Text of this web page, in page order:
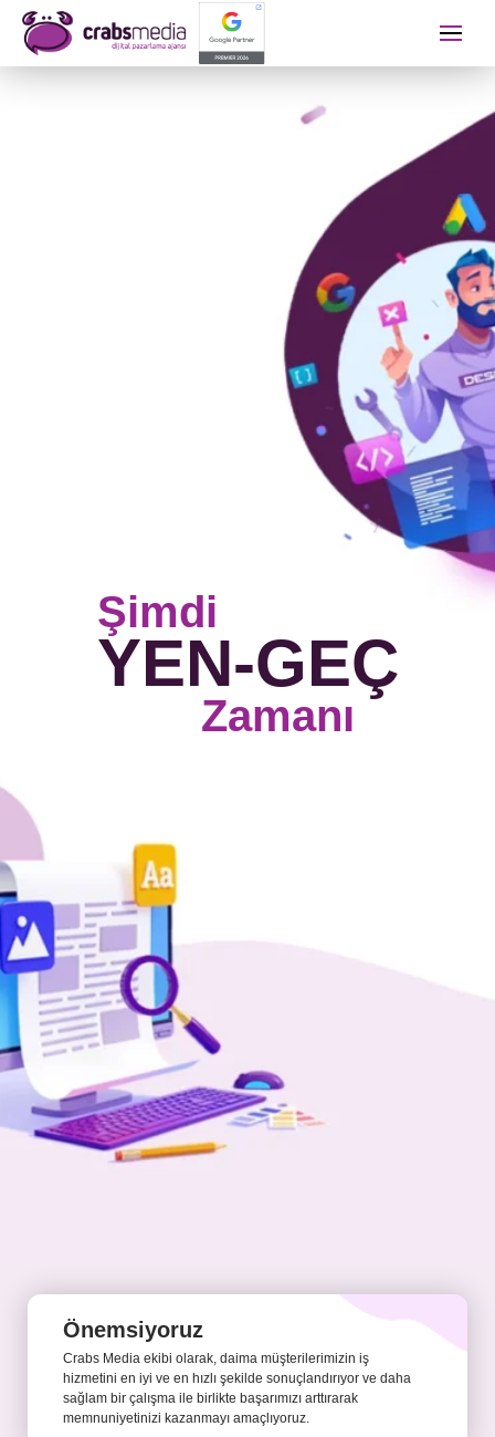
Şimdi
YEN-GEÇ
Zamanı
Önemsiyoruz
Crabs Media ekibi olarak, daima müşterilerimizin iş
hizmetini en iyi ve en hızlı şekilde sonuçlandırıyor ve daha
sağlam bir çalışma ile birlikte başarımızı arttırarak
memnuniyetinizi kazanmayı amaçlıyoruz.